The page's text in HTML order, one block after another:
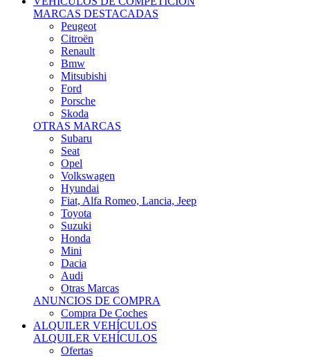
Peugeot
Citroën
Renault
Bmw
Mitsubishi
Ford
Porsche
Skoda
OTRAS MARCAS
Subaru
Seat
Opel
Volkswagen
Hyundai
Fiat, Alfa Romeo, Lancia, Jeep
Toyota
Suzuki
Honda
Mini
Dacia
Audi
Otras Marcas
ANUNCIOS DE COMPRA
Compra De Coches
ALQUILER VEHÍCULOS
ALQUILER VEHÍCULOS
Ofertas
Búsquedas